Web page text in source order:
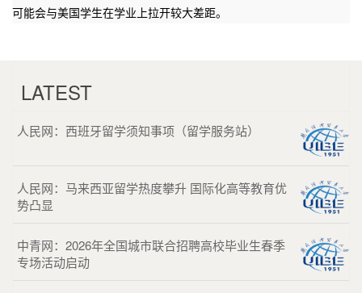
可能会与美国学生在学业上拉开较大差距。
LATEST
人民网：西班牙留学须知事项（留学服务站）
人民网：马来西亚留学热度攀升 国际化高等教育优
势凸显
中青网：2026年全国城市联合招聘高校毕业生春季
专场活动启动